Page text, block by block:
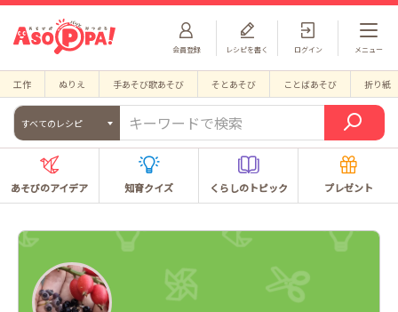
会員登録 ログイン
レシピを書く メニュー
工作 ぬりえ 手あそび歌あそび そとあそび ことばあそび 折り紙
すべてのレシピ
あそびのアイデア 知育クイズ くらしのトピック プレゼント